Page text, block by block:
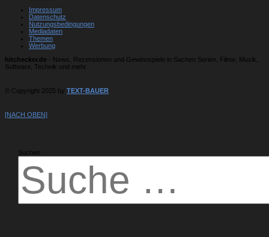
Impressum
Datenschutz
Nutzungsbedingungen
Mediadaten
Themen
Werbung
hitchecker.de - News, Rezensionen und Gewinnspiele in Sachen Serien, Filme, Musik,
Software, Technik und mehr
© Copyright 2025 by TEXT-BAUER
[NACH OBEN]
Suchen